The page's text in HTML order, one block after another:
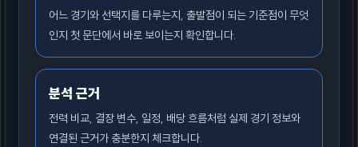
어느 경기와 선택지를 다루는지, 출발점이 되는 기준점이 무엇
인지 첫 문단에서 바로 보이는지 확인합니다.
분석 근거
전력 비교, 결장 변수, 일정, 배당 흐름처럼 실제 경기 정보와
연결된 근거가 충분한지 체크합니다.